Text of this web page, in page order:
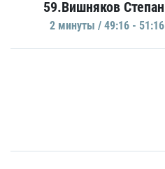
59.Вишняков Степан
2 минуты / 49:16 - 51:16